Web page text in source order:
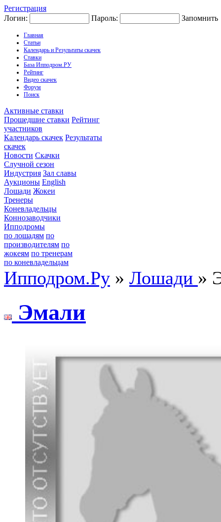
Регистрация
Логин:
Пароль: Запомнить
Главная
Статьи
Календарь и Результаты скачек
Ставки
База Ипподром.РУ
Рейтинг
Видео скачек
Форум
Поиск
Активные ставки
Прошедшие ставки Рейтинг
участников
Календарь скачек Результаты
скачек
Новости Скачки
Случной сезон
Индустрия Зал славы
Аукционы English
Лошади Жокеи
Тренеры
Коневладельцы
Коннозаводчики
Ипподромы
по лошадям по
производителям по
жокеям по тренерам
по коневладельцам
Ипподром.Ру » Лошади »
Эмали